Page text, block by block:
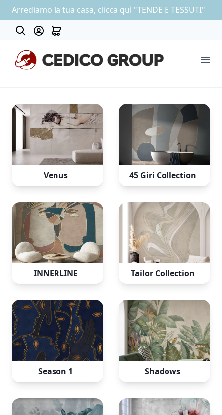
Arrediamo la tua casa, clicca quì "TENDE E TESSUTI"
COLLEZIONE CARTA DA PARATI
OUTLET
Venus 45 Giri Collection
INNERLINE Tailor Collection
Season 1 Shadows